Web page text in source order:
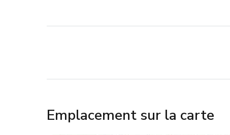
Emplacement sur la carte